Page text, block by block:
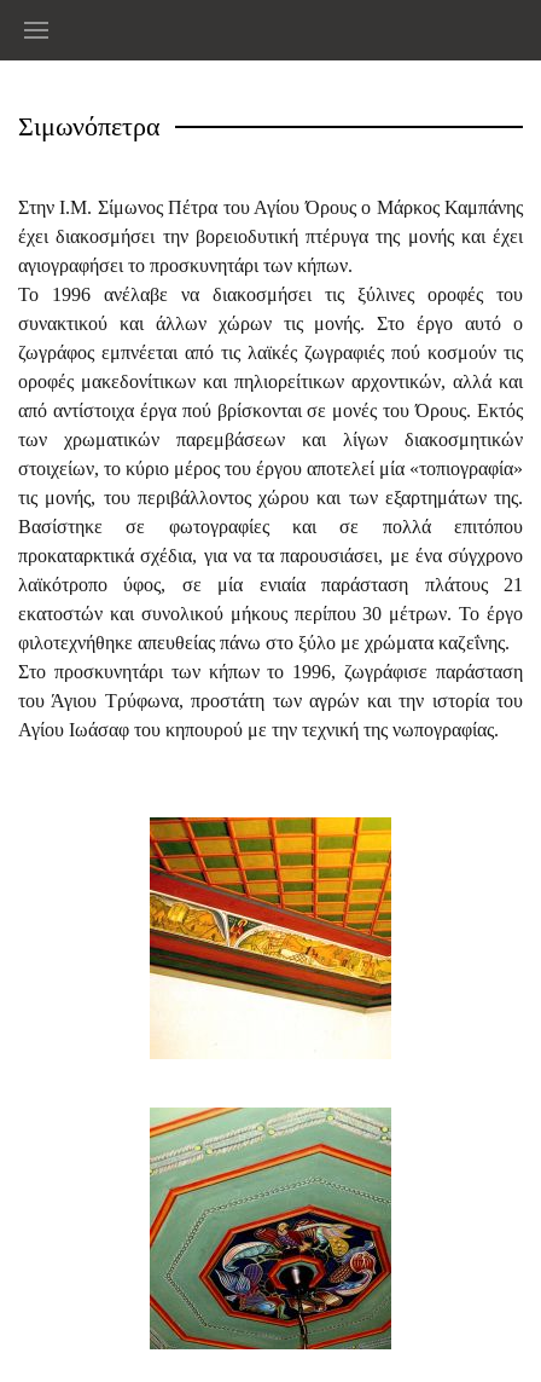
Σιμωνόπετρα
Στην Ι.Μ. Σίμωνος Πέτρα του Αγίου Όρους ο Μάρκος Καμπάνης
έχει διακοσμήσει την βορειοδυτική πτέρυγα της μονής και έχει
αγιογραφήσει το προσκυνητάρι των κήπων.
Το 1996 ανέλαβε να διακοσμήσει τις ξύλινες οροφές του
συνακτικού και άλλων χώρων τις μονής. Στο έργο αυτό ο
ζωγράφος εμπνέεται από τις λαϊκές ζωγραφιές πού κοσμούν τις
οροφές μακεδονίτικων και πηλιορείτικων αρχοντικών, αλλά και
από αντίστοιχα έργα πού βρίσκονται σε μονές του Όρους. Εκτός
των χρωματικών παρεμβάσεων και λίγων διακοσμητικών
στοιχείων, το κύριο μέρος του έργου αποτελεί μία «τοπιογραφία»
τις μονής, του περιβάλλοντος χώρου και των εξαρτημάτων της.
Βασίστηκε σε φωτογραφίες και σε πολλά επιτόπου
προκαταρκτικά σχέδια, για να τα παρουσιάσει, με ένα σύγχρονο
λαϊκότροπο ύφος, σε μία ενιαία παράσταση πλάτους 21
εκατοστών και συνολικού μήκους περίπου 30 μέτρων. Το έργο
φιλοτεχνήθηκε απευθείας πάνω στο ξύλο με χρώματα καζεΐνης.
Στο προσκυνητάρι των κήπων το 1996, ζωγράφισε παράσταση
του Άγιου Τρύφωνα, προστάτη των αγρών και την ιστορία του
Αγίου Ιωάσαφ του κηπουρού με την τεχνική της νωπογραφίας.